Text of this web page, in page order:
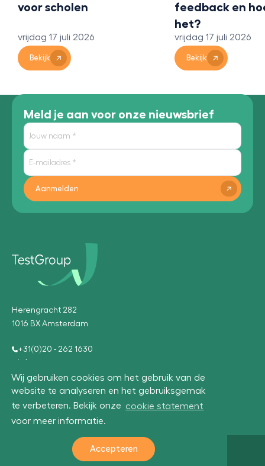
Wij gebruiken cookies om het gebruik van de
website te analyseren en het gebruiksgemak
te verbeteren. Bekijk onze cookie statement
voor meer informatie.
Accepteren
feedback en hoe werkt
vrijdag 17 juli 2026
Bekijk
Meld je aan voor onze nieuwsbrief
Aanmelden
Herengracht 282
1016 BX Amsterdam
+31(0)20 - 262 1630
info@testgroup.com
UX